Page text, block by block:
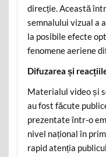
direcție. Această
semnalului vizual a
la posibile efecte
fenomene aeriene
Difuzarea și
Materialul video și
au fost făcute
prezentate într-o
nivel național în
rapid atenția